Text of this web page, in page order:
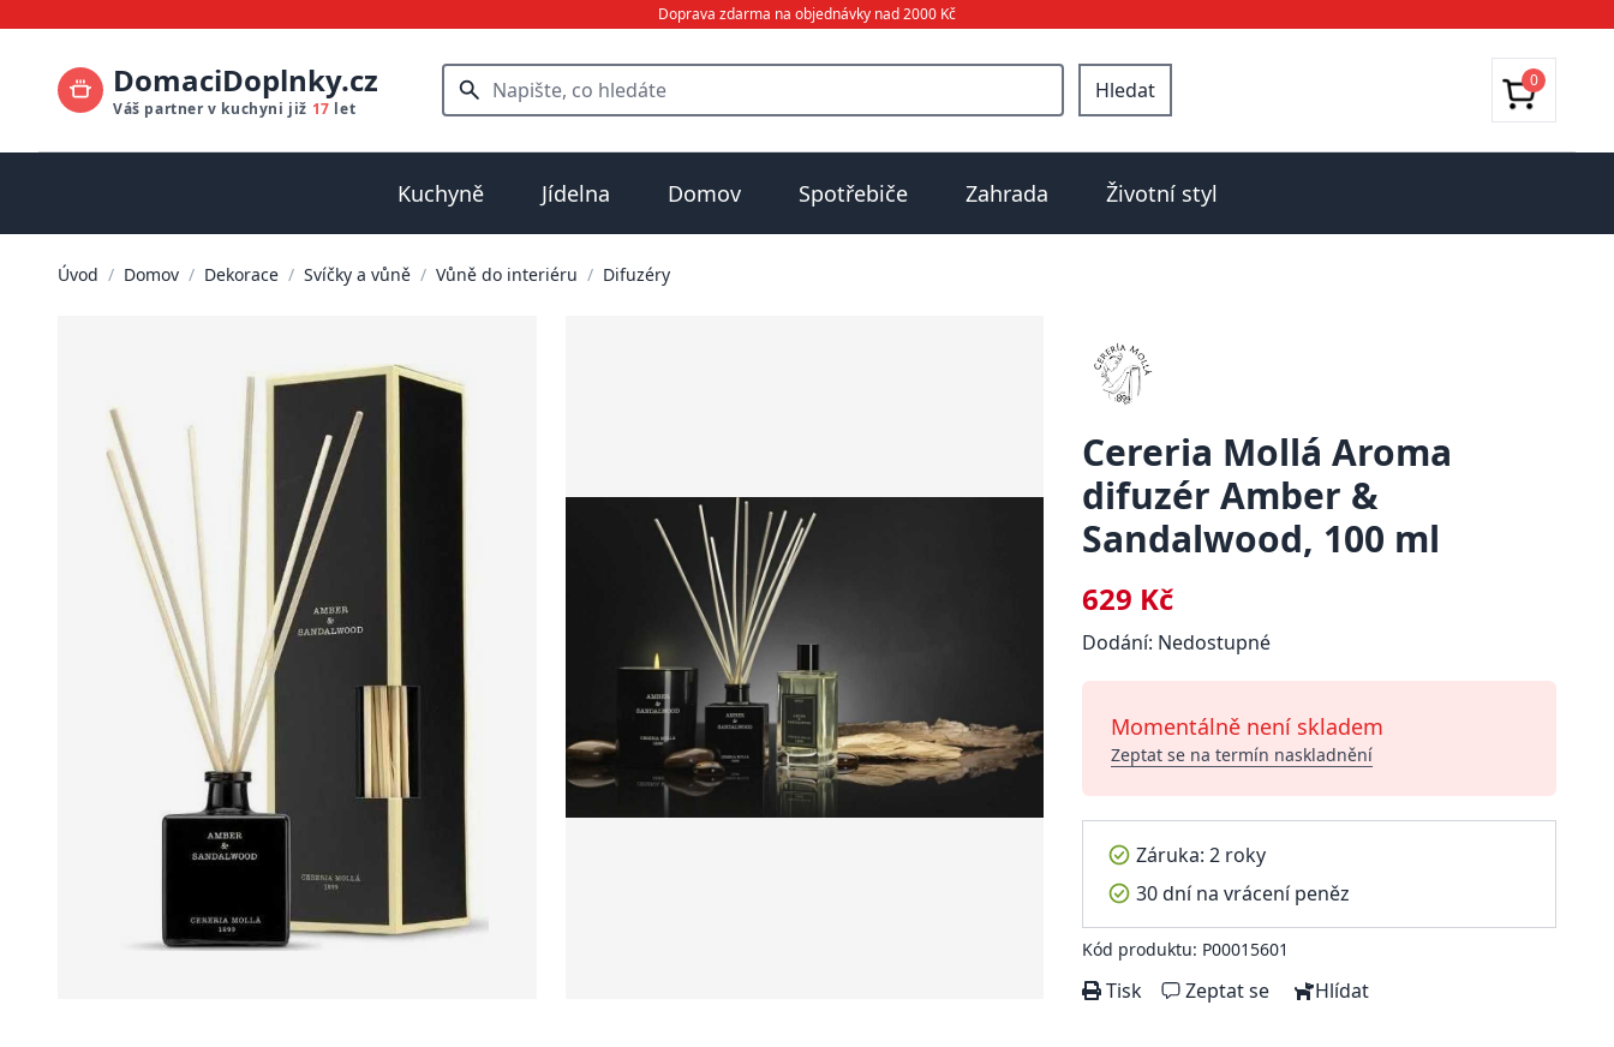
Doprava zdarma na objednávky nad 2000 Kč
DomaciDoplnky.cz
Váš partner v kuchyni již 17 let
Hledat 0
Kuchyně Jídelna Domov Spotřebiče Zahrada Životní styl
Úvod / Domov / Dekorace / Svíčky a vůně / Vůně do interiéru / Difuzéry
Cereria Mollá Aroma
difuzér Amber &
Sandalwood, 100 ml
629 Kč
Dodání: Nedostupné
Momentálně není skladem
Zeptat se na termín naskladnění
Záruka: 2 roky
30 dní na vrácení peněz
Kód produktu: P00015601
Tisk Zeptat se Hlídat